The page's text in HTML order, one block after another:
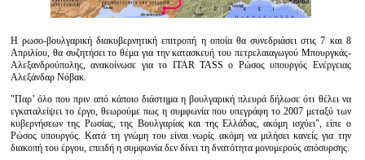
Η ρωσο-βουλγαρική διακυβερνητική επιτροπή η οποία θα συνεδριάσει στις 7 και 8
Απριλίου, θα συζητήσει το θέμα για την κατασκευή του πετρελαιαγωγού Μπουργκάς-
Αλεξανδρούπολης, ανακοίνωσε για το ITAR TASS ο Ρώσος υπουργός Ενέργειας
Αλεξάνδαρ Νόβακ.
"Παρ’ όλο που πριν από κάποιο διάστημα η βουλγαρική πλευρά δήλωσε ότι θέλει να
εγκαταλείψει το έργο, θεωρούμε πως η συμφωνία που υπεγράφη το 2007 μεταξύ των
κυβερνήσεων της Ρωσίας, της Βουλγαρίας και της Ελλάδας, ακόμη ισχύει", είπε ο
Ρώσος υπουργός. Κατά τη γνώμη του είναι νωρίς ακόμη να μιλήσει κανείς για την
διακοπή του έργου, επειδή η συμφωνία δεν δίνει τη δνατότητα μονομερούς απόσυρσης.